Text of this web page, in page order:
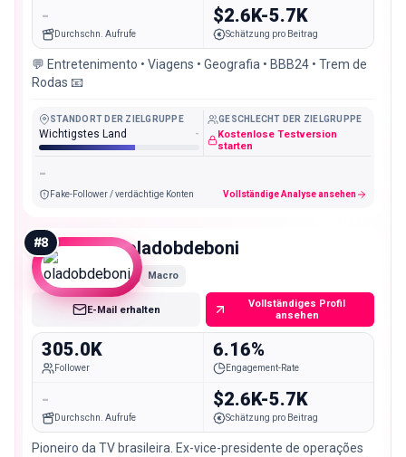
-
Durchschn. Aufrufe
$2.6K-5.7K
Schätzung pro Beitrag
💬 Entretenimento • Viagens • Geografia • BBB24 • Trem de
Rodas 📧
STANDORT DER ZIELGRUPPE
Wichtigstes Land -
GESCHLECHT DER ZIELGRUPPE
Kostenlose Testversion
starten
-
Fake-Follower / verdächtige Konten Vollständige Analyse ansehen
#8 oladobdeboni
Macro
E-Mail erhalten
Vollständiges Profil
ansehen
305.0K
Follower
6.16%
Engagement-Rate
-
Durchschn. Aufrufe
$2.6K-5.7K
Schätzung pro Beitrag
Pioneiro da TV brasileira. Ex-vice-presidente de operações